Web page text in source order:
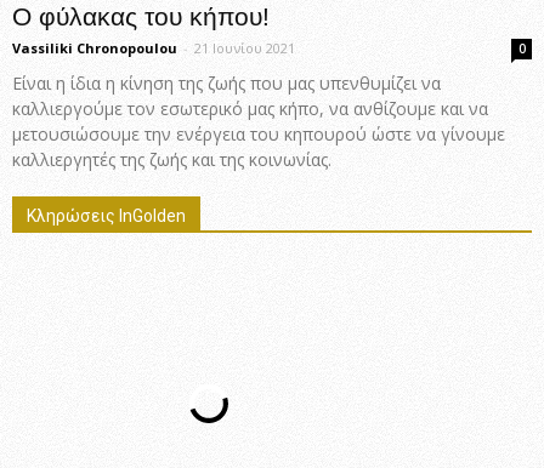
Ο φύλακας του κήπου!
Vassiliki Chronopoulou - 21 Ιουνίου 2021 0
Είναι η ίδια η κίνηση της ζωής που μας υπενθυμίζει να
καλλιεργούμε τον εσωτερικό μας κήπο, να ανθίζουμε και να
μετουσιώσουμε την ενέργεια του κηπουρού ώστε να γίνουμε
καλλιεργητές της ζωής και της κοινωνίας.
Κληρώσεις InGolden